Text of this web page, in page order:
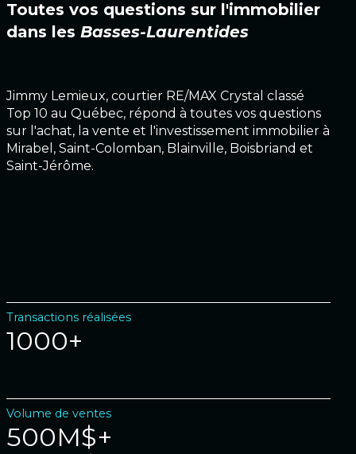
Toutes vos questions sur l'immobilier
dans les Basses-Laurentides
Jimmy Lemieux, courtier RE/MAX Crystal classé
Top 10 au Québec, répond à toutes vos questions
sur l'achat, la vente et l'investissement immobilier à
Mirabel, Saint-Colomban, Blainville, Boisbriand et
Saint-Jérôme.
Transactions réalisées
1000+
Volume de ventes
500M$+